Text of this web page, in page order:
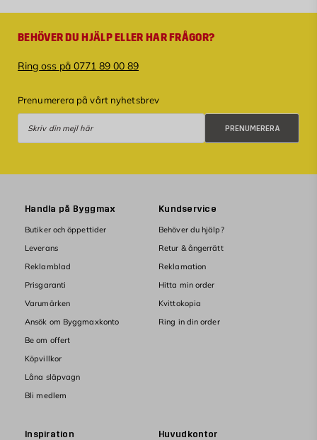
BEHÖVER DU HJÄLP ELLER HAR FRÅGOR?
Ring oss på 0771 89 00 89
Prenumerera på vårt nyhetsbrev
PRENUMERERA
Huvudkontor
Handla på Byggmax
Butiker och öppettider
Leverans
Reklamblad
Prisgaranti
Varumärken
Ansök om Byggmaxkonto
Be om offert
Köpvillkor
Låna släpvagn
Bli medlem
Kundservice
Behöver du hjälp?
Retur & ångerrätt
Reklamation
Hitta min order
Kvittokopia
Ring in din order
Inspiration